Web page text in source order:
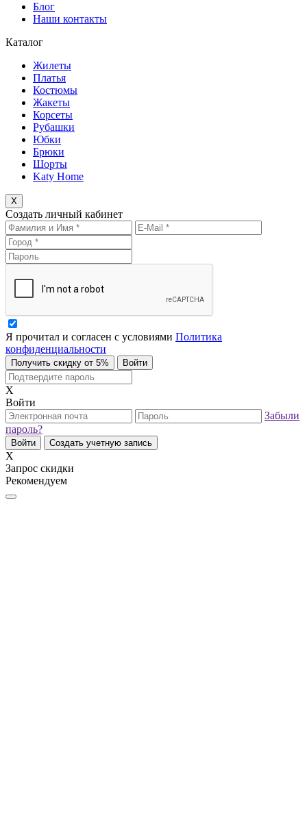
Блог
Наши контакты
Каталог
Жилеты
Платья
Костюмы
Жакеты
Корсеты
Рубашки
Юбки
Брюки
Шорты
Katy Home
X
Создать личный кабинет
Я прочитал и согласен с условиями Политика
конфиденциальности
Получить скидку от 5% Войти
X
Войти
Забыли
пароль?
Войти Создать учетную запись
X
Запрос скидки
Рекомендуем